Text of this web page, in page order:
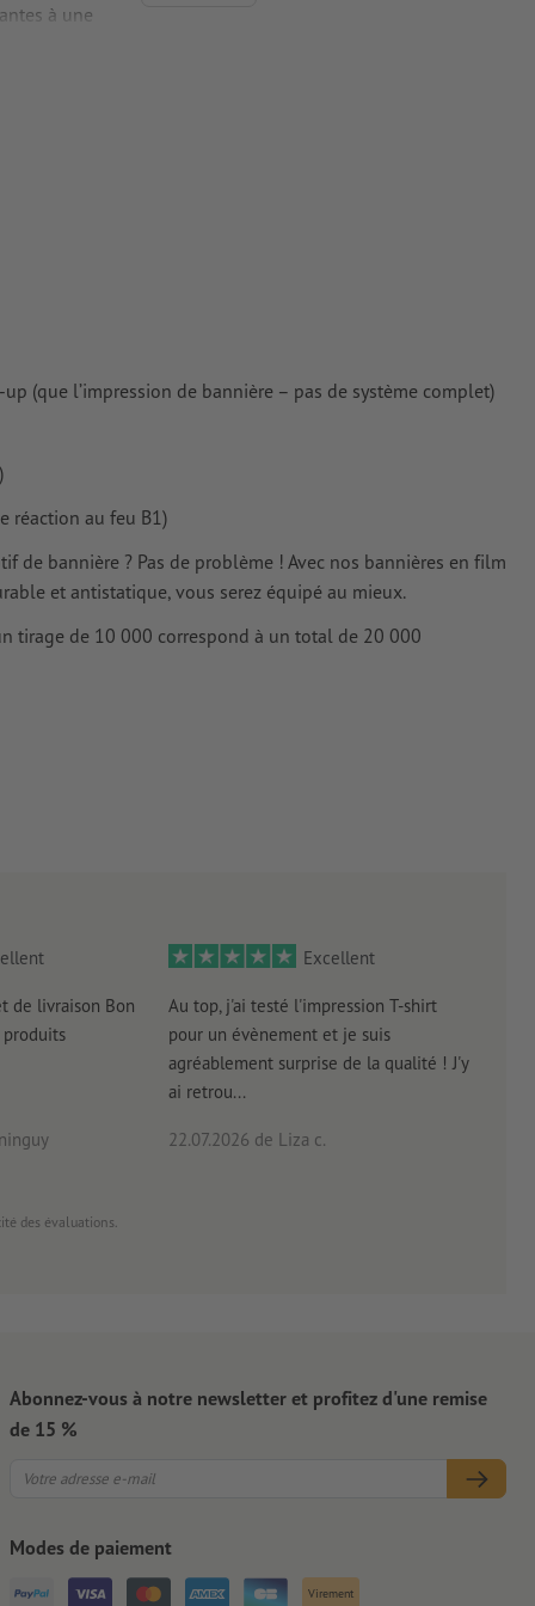
à une
doivent
(que l’impression de bannière – pas de système complet)
réaction au feu B1)
bannière ? Pas de problème ! Avec nos bannières en film
et antistatique, vous serez équipé au mieux.
tirage de 10 000 correspond à un total de 20 000
de livraison Bon
Excellent
Au top, j'ai testé l'impression T-shirt
pour un évènement et je suis
agréablement surprise de la qualité ! J'y
ai retrou...
22.07.2026 de Liza c.
des évaluations.
Abonnez-vous à notre newsletter et profitez d'une remise
de 15 %
Modes de paiement
Virement